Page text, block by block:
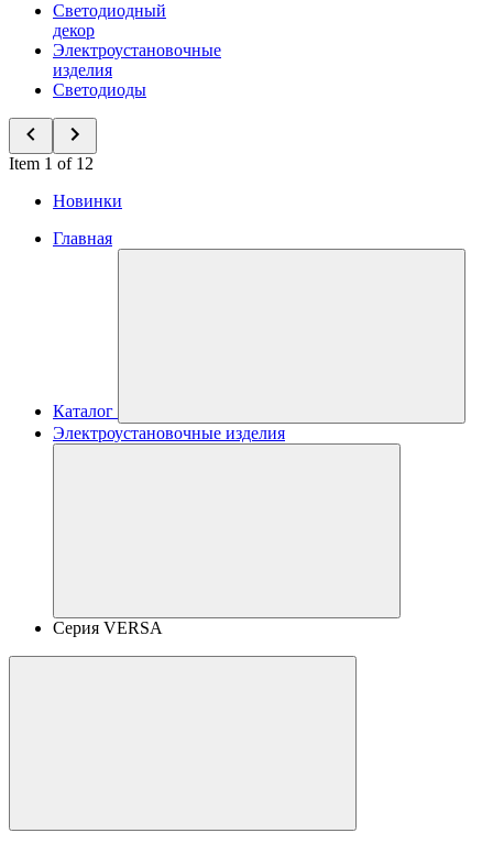
Светодиодный
декор
Электроустановочные
изделия
Светодиоды
Item 1 of 12
Новинки
Главная
Каталог
Электроустановочные изделия
Серия VERSA